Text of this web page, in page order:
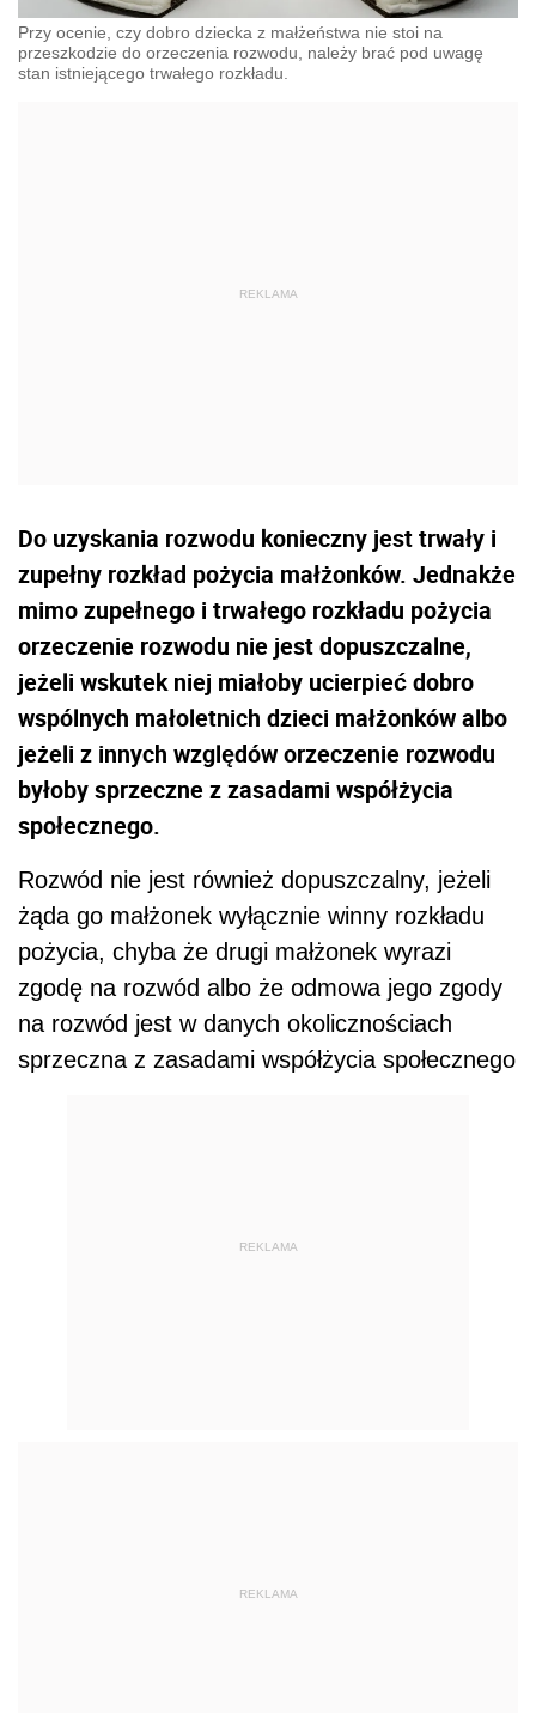
Przy ocenie, czy dobro dziecka z małżeństwa nie stoi na
przeszkodzie do orzeczenia rozwodu, należy brać pod uwagę
stan istniejącego trwałego rozkładu.
Do uzyskania rozwodu konieczny jest trwały i
zupełny rozkład pożycia małżonków. Jednakże
mimo zupełnego i trwałego rozkładu pożycia
orzeczenie rozwodu nie jest dopuszczalne,
jeżeli wskutek niej miałoby ucierpieć dobro
wspólnych małoletnich dzieci małżonków albo
jeżeli z innych względów orzeczenie rozwodu
byłoby sprzeczne z zasadami współżycia
społecznego.
Rozwód nie jest również dopuszczalny, jeżeli
żąda go małżonek wyłącznie winny rozkładu
pożycia, chyba że drugi małżonek wyrazi
zgodę na rozwód albo że odmowa jego zgody
na rozwód jest w danych okolicznościach
sprzeczna z zasadami współżycia społecznego
REKLAMA
REKLAMA